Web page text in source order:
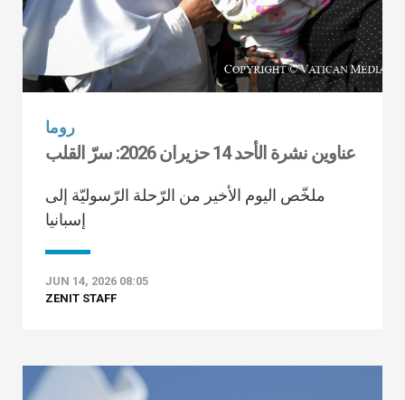
روما
عناوين نشرة الأحد 14 حزيران 2026: سرّ القلب
ملخّص اليوم الأخير من الرّحلة الرّسوليّة إلى
إسبانيا
JUN 14, 2026 08:05
ZENIT STAFF